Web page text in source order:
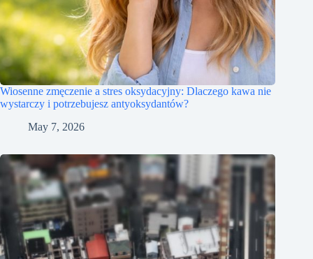
Wiosenne zmęczenie a stres oksydacyjny: Dlaczego kawa nie
wystarczy i potrzebujesz antyoksydantów?
May 7, 2026